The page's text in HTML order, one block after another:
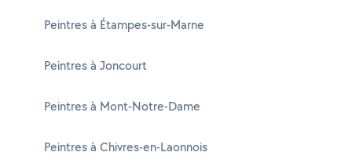
Peintres à Étampes-sur-Marne
Peintres à Joncourt
Peintres à Mont-Notre-Dame
Peintres à Chivres-en-Laonnois